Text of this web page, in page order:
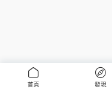
首頁 發現